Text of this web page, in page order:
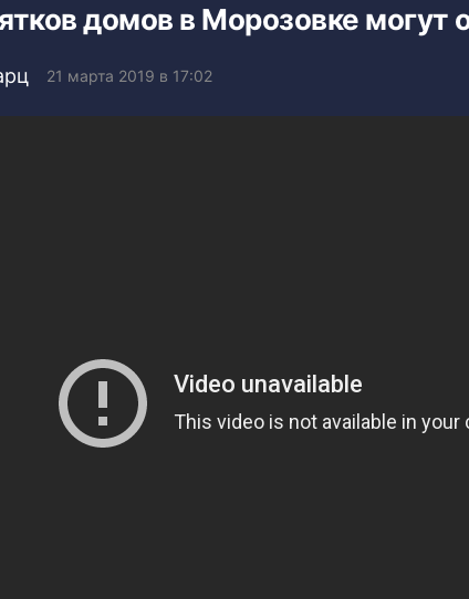
домов в Морозовке могут
21 марта 2019 в 17:02